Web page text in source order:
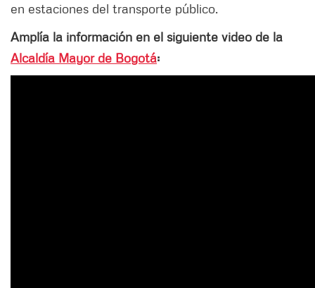
en estaciones del transporte público.
Amplía la información en el siguiente video de la
Alcaldía Mayor de Bogotá: